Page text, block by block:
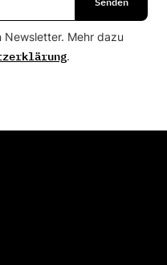
Newsletter. Mehr dazu
.